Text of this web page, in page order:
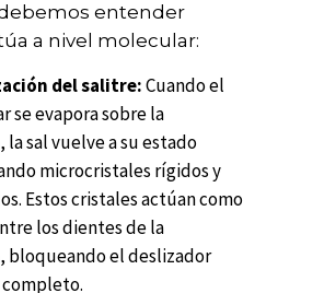
entender
a nivel molecular:
del salitre:Cuando el
se evapora sobre la
sal vuelve a su estado
microcristales rígidos y
Estos cristales actúan como
los dientes de la
bloqueando el deslizador